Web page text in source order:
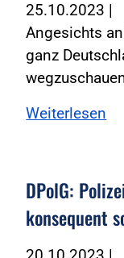
25.10.2023 |
Angesichts
ganz
Weiterlesen
DPolG:
konsequent